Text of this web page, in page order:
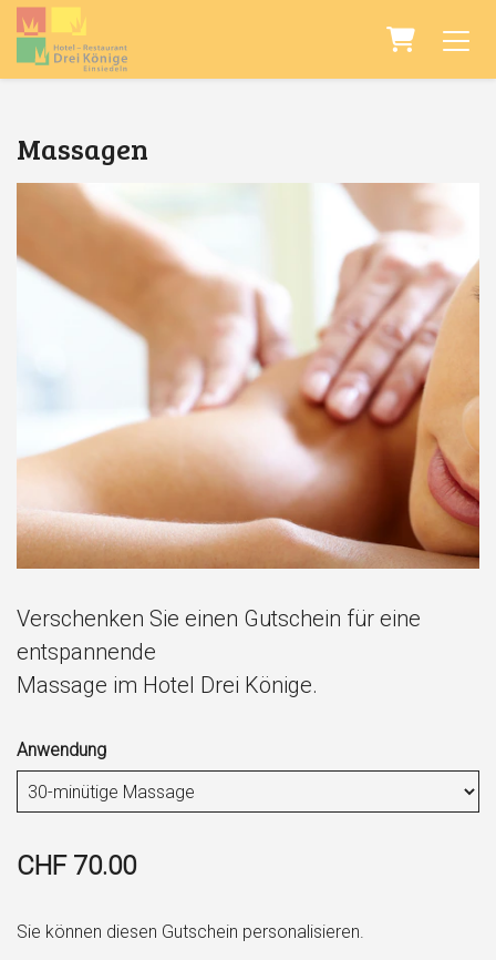
Massagen
Verschenken Sie einen Gutschein für eine
entspannende
Massage im Hotel Drei Könige.
Anwendung
CHF 70.00
Sie können diesen Gutschein personalisieren.